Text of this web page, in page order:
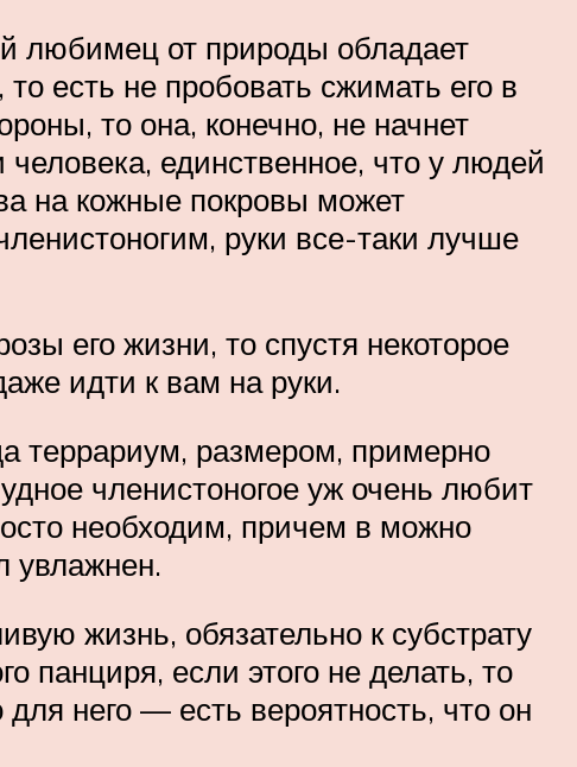
любимец от природы обладает
есть не пробовать сжимать его в
то она, конечно, не начнет
единственное, что у людей
на кожные покровы может
руки все-таки лучше
его жизни, то спустя некоторое
идти к вам на руки.
террариум, размером, примерно
членистоногое уж очень любит
необходим, причем в можно
увлажнен.
жизнь, обязательно к субстрату
панциря, если этого не делать, то
него — есть вероятность, что он